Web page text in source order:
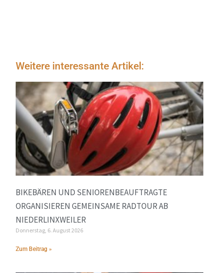
Weitere interessante Artikel:
BIKEBÄREN UND SENIORENBEAUFTRAGTE
ORGANISIEREN GEMEINSAME RADTOUR AB
NIEDERLINXWEILER
Donnerstag, 6. August 2026
Zum Beitrag »